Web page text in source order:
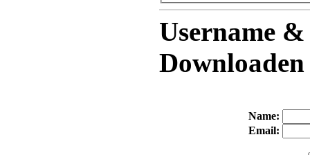
Username
Name:
Email: